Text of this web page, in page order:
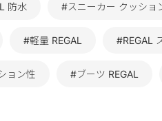
防水 #スニーカー クッショ
#軽量 REGAL #REGAL
ョン性 #ブーツ REGAL